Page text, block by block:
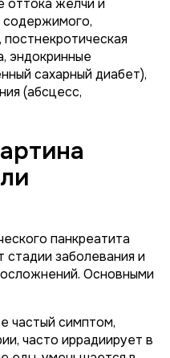
оттока желчи и
содержимого,
постнекротическая
эндокринные
сахарный диабет),
(абсцесс,
панкреатита
стадии заболевания и
Основными
частый симптом,
часто иррадиирует в